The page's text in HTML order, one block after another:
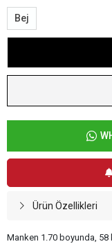
Bej
Ürün Özellikleri
Manken 1.70 boyunda, 58